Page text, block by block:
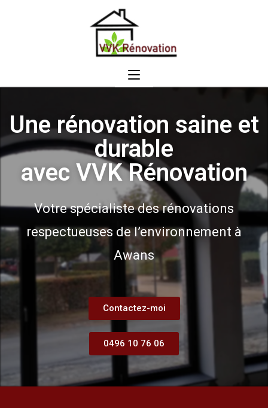
Une rénovation saine et
durable
avec VVK Rénovation
Votre spécialiste des rénovations
respectueuses de l’environnement à
Awans
Contactez-moi
0496 10 76 06